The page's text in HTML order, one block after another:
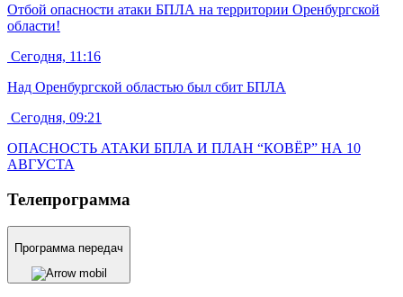
Отбой опасности атаки БПЛА на территории Оренбургской
области!
Сегодня, 11:16
Над Оренбургской областью был сбит БПЛА
Сегодня, 09:21
ОПАСНОСТЬ АТАКИ БПЛА И ПЛАН “КОВЁР” НА 10
АВГУСТА
Телепрограмма
Программа передач